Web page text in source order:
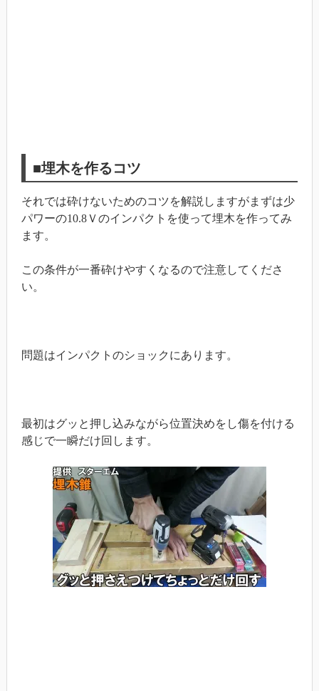
■埋木を作るコツ
それでは砕けないためのコツを解説しますがまずは少
パワーの10.8Ｖのインパクトを使って埋木を作ってみ
ます。
この条件が一番砕けやすくなるので注意してくださ
い。
問題はインパクトのショックにあります。
最初はグッと押し込みながら位置決めをし傷を付ける
感じで一瞬だけ回します。